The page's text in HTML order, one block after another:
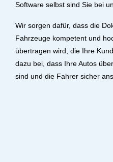
Software selbst sind Sie bei
Wir sorgen dafür, dass die
Fahrzeuge kompetent und
übertragen wird, die Ihre
dazu bei, dass Ihre Autos
sind und die Fahrer sicher